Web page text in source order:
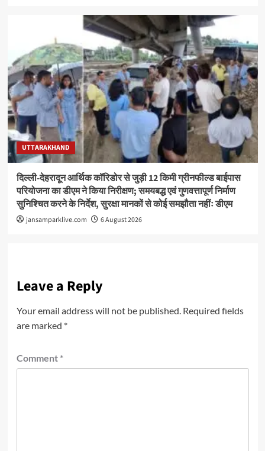
UTTARAKHAND
दिल्ली-देहरादून आर्थिक कॉरिडोर से जुड़ी 12 किमी ग्रीनफील्ड बाईपास
परियोजना का डीएम ने किया निरीक्षण; समयबद्ध एवं गुणवत्तापूर्ण निर्माण
सुनिश्चित करने के निर्देश, सुरक्षा मानकों से कोई समझौता नहींः डीएम
jansamparklive.com 6 August 2026
Leave a Reply
Your email address will not be published. Required fields
are marked *
Comment *